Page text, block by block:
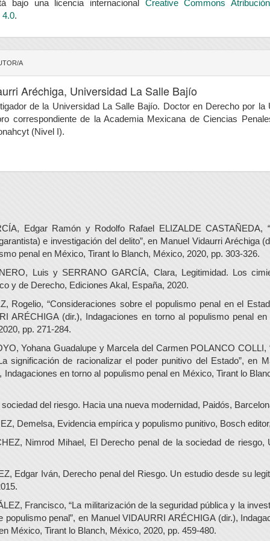
bajo una licencia internacional Creative Commons
4.0.
A
Aréchiga, Universidad La Salle Bajío
de la Universidad La Salle Bajío. Doctor en Derecho por la
correspondiente de la Academia Mexicana de Ciencias
(Nivel I).
Edgar Ramón y Rodolfo Rafael ELIZALDE CASTAÑEDA,
e investigación del delito”, en Manuel Vidaurri Aréchiga
penal en México, Tirant lo Blanch, México, 2020, pp. 303-326.
Luis y SERRANO GARCÍA, Clara, Legitimidad. Los
y de Derecho, Ediciones Akal, España, 2020.
Rogelio, “Consideraciones sobre el populismo penal en el
ARÉCHIGA (dir.), Indagaciones en torno al populismo penal
pp. 271-284.
Yohana Guadalupe y Marcela del Carmen POLANCO COLLI,
significación de racionalizar el poder punitivo del Estado”, en
Indagaciones en torno al populismo penal en México, Tirant lo
del riesgo. Hacia una nueva modernidad, Paidós,
Demelsa, Evidencia empírica y populismo punitivo, Bosch
Nimrod Mihael, El Derecho penal de la sociedad de riesgo,
Edgar Iván, Derecho penal del Riesgo. Un estudio desde su
Francisco, “La militarización de la seguridad pública y la
populismo penal”, en Manuel VIDAURRI ARÉCHIGA (dir.),
México, Tirant lo Blanch, México, 2020, pp. 459-480.